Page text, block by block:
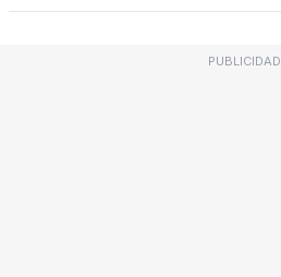
PUBLICIDAD